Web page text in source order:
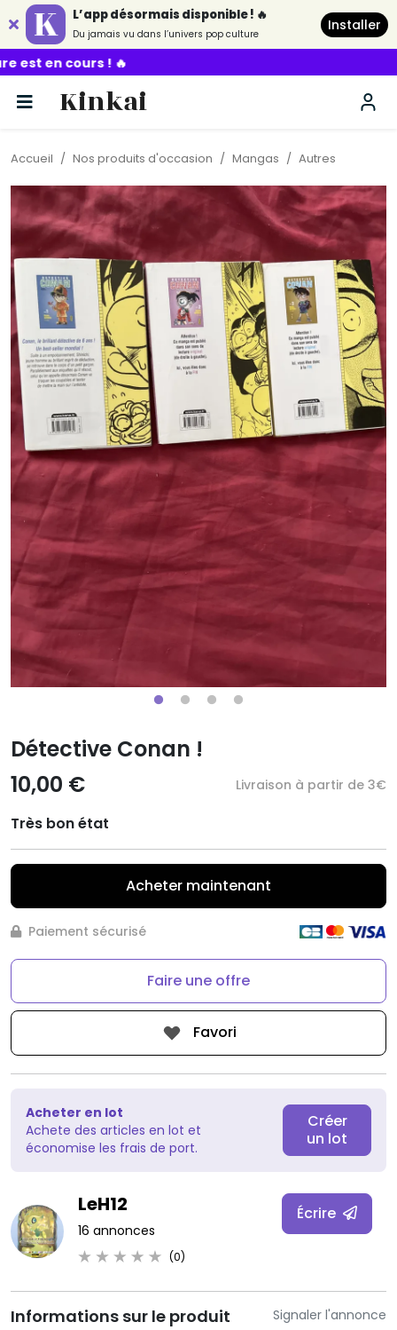
L’app désormais disponible ! 🔥
Du jamais vu dans l’univers pop culture
Installer
Kinkai
Accueil Nos produits d'occasion Mangas Autres
Détective Conan !
10,00 €
Livraison à partir de 3€
Très bon état
Acheter maintenant
Paiement sécurisé
Faire une offre
Favori
Acheter en lot
Achete des articles en lot et
économise les frais de port.
Créer
un lot
LeH12
16 annonces
(0)
Écrire
Signaler l'annonce
Informations sur le produit